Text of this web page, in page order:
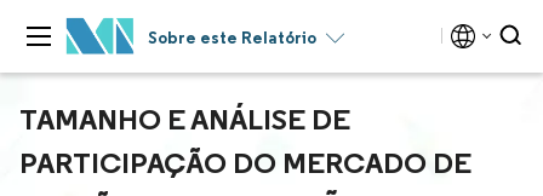
Sobre este Relatório
TAMANHO E ANÁLISE DE
PARTICIPAÇÃO DO MERCADO DE